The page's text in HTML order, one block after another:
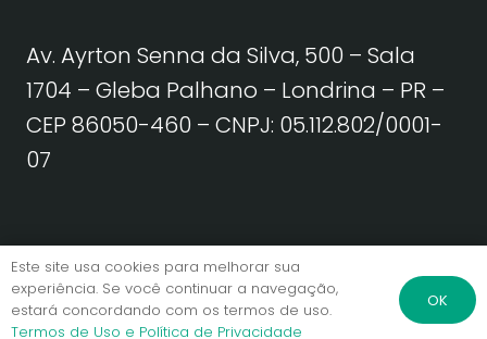
Av. Ayrton Senna da Silva, 500 – Sala
1704 – Gleba Palhano – Londrina – PR –
CEP 86050-460 – CNPJ: 05.112.802/0001-
07
Política de Privacidade | Termos de Uso
© Caput Consultoria. Todos os direitos reservados.
Este site usa cookies para melhorar sua
experiência. Se você continuar a navegação,
estará concordando com os termos de uso.
Termos de Uso e Política de Privacidade
OK